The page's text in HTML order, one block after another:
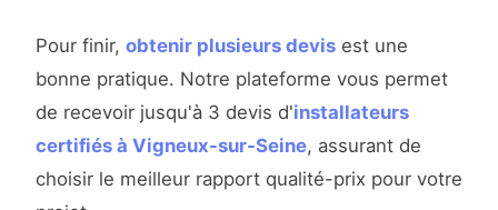
Pour finir, obtenir plusieurs devis est une
bonne pratique. Notre plateforme vous permet
de recevoir jusqu'à 3 devis d'installateurs
certifiés à Vigneux-sur-Seine, assurant de
choisir le meilleur rapport qualité-prix pour votre